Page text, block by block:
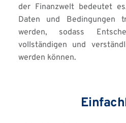
der Finanzwelt bedeutet
Daten und Bedingungen
werden, sodass
vollständigen und
werden können.